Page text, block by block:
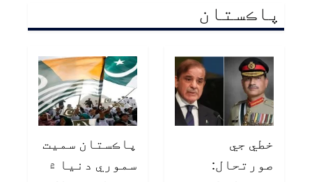
پاڪستان
خطي جي
صورتحال:
پاڪستان سميت
سموري دنيا ۾